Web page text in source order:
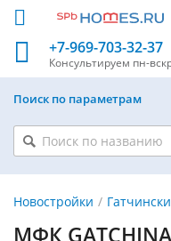
+7-969-703-32-37
Консультируем пн-
Поиск по параметрам
Новостройки
МФК GATCHINA